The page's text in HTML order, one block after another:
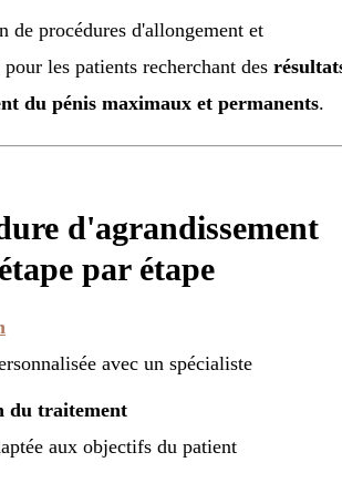
de procédures d'allongement et
pour les patients recherchant des
du pénis maximaux et permanents.
d'agrandissement
par étape
avec un spécialiste
du traitement
aux objectifs du patient